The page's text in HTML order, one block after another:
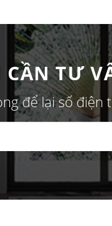
CẦN TƯ
để lại số điện